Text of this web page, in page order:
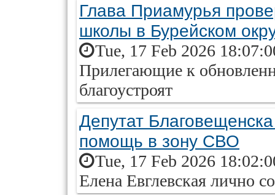
Глава Приамурья
школы в Бурейском
Tue, 17 Feb 2026
Прилегающие к
благоустроят
Депутат
помощь в зону СВО
Tue, 17 Feb 2026
Елена Евглевская лично